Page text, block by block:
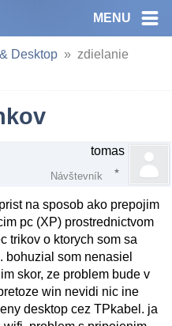
MENU
Desktop
zdielanie
tomas
Návštevník
na sposob ako prepojim
pc (XP) prostrednictvom
trikov o ktorych som sa
bohuzial som nenasiel
skor, ze problem bude v
win nevidi nic ine
desktop cez TPkabel. ja